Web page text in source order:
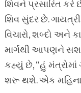
શિવને પ્રસારિત
શિવ સુંદર છે.
વિચારો, શબ્દો અને
માર્ગથી આપણને
કહ્યું છે, “હું મંત્રોમાં
શરૂ થશે. એક